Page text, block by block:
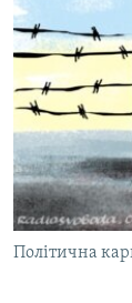
ДЕПОРТАЦІЯ
ВІДЕОУРОКИ
СВІДЧЕННЯ
УКРАЇНСЬКА
ІНФОГРАФІКА
ЯК ОБІЙТИ
Русский
Qırımtatar
ДОЛУЧАЙСЯ!
Політична